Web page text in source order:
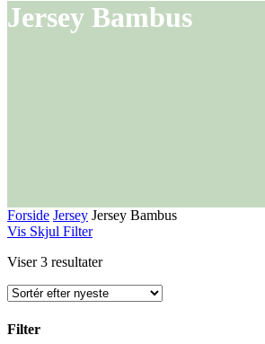
Jersey Bambus
Forside Jersey Jersey Bambus
Vis Skjul Filter
Viser 3 resultaterSorteret
seneste
Filter